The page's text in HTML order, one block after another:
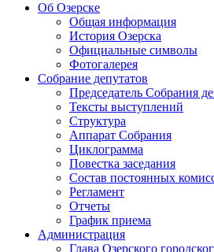
Об Озерске
Общая информация
История Озерска
Официальные символы
Фотогалерея
Собрание депутатов
Председатель Собрания
Тексты выступлений
Структура
Аппарат Собрания
Циклограмма
Повестка заседания
Состав постоянных
Регламент
Отчеты
График приема
Администрация
Глава Озерского